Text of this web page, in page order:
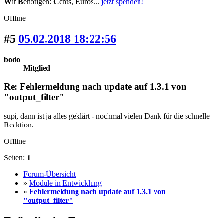
Offline
#5 05.02.2018 18:22:56
bodo
Mitglied
Re: Fehlermeldung nach update auf 1.3.1 von
"output_filter"
supi, dann ist ja alles geklärt - nochmal vielen Dank für die schnelle
Reaktion.
Offline
Seiten: 1
Forum-Übersicht
» Module in Entwicklung
» Fehlermeldung nach update auf 1.3.1 von
"output_filter"